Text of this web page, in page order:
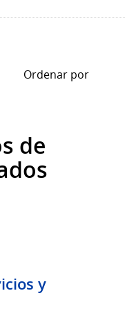
Ordenar por
de
y